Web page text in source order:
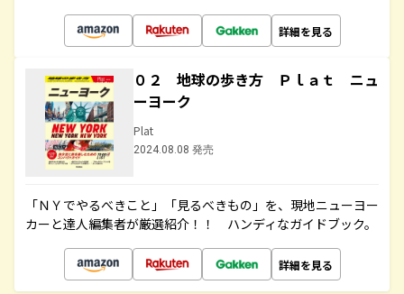
詳細を見る
０２ 地球の歩き方 Ｐｌａｔ ニュ
ーヨーク
Plat
2024.08.08 発売
「ＮＹでやるべきこと」「見るべきもの」を、現地ニューヨー
カーと達人編集者が厳選紹介！！ ハンディなガイドブック。
詳細を見る